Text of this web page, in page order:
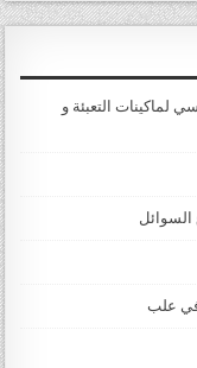
التعبئة و
السوائل
في علب